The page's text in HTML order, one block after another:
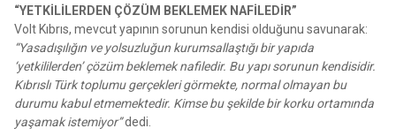
“YETKİLİLERDEN ÇÖZÜM BEKLEMEK NAFİLEDİR”
Volt Kıbrıs, mevcut yapının sorunun kendisi olduğunu savunarak:
“Yasadışılığın ve yolsuzluğun kurumsallaştığı bir yapıda
‘yetkililerden’ çözüm beklemek nafiledir. Bu yapı sorunun kendisidir.
Kıbrıslı Türk toplumu gerçekleri görmekte, normal olmayan bu
durumu kabul etmemektedir. Kimse bu şekilde bir korku ortamında
yaşamak istemiyor”dedi.